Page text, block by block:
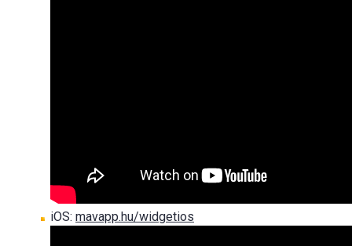
iOS: mavapp.hu/widgetios